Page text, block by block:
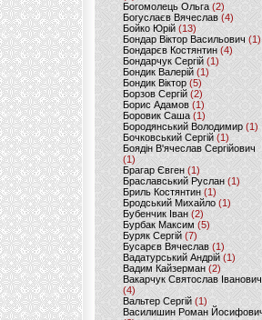
Богомолець Ольга (2)
Богуслаєв Вячеслав (4)
Бойко Юрій (13)
Бондар Віктор Васильович (1)
Бондарєв Костянтин (4)
Бондарчук Сергій(1)
Бондик Валерій (1)
Бондик Віктор(5)
Борзов Сергiй (2)
Борис Адамов(1)
Боровик Саша (1)
Бородянський Володимир (1)
Бочковський Сергій (1)
Боядін В'ячеслав Сергійович
(1)
Брагар Євген (1)
Браславський Руслан (1)
Бриль Костянтин (1)
Бродський Михайло (1)
Бубенчик Іван(2)
Бурбак Максим (5)
Буряк Сергій (7)
Бусарєв Вячеслав (1)
Вадатурський Андрій (1)
Вадим Кайзерман (2)
Вакарчук Святослав Іванович
(4)
Вальтер Сергій (1)
Василишин Роман